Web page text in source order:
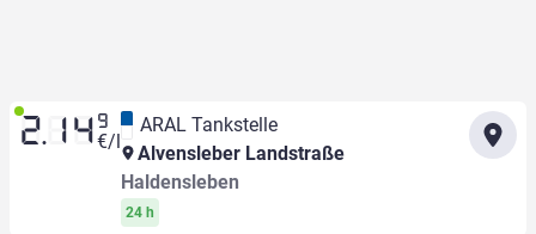
2.14 9
€/l
ARAL Tankstelle
Alvensleber Landstraße
Haldensleben
24 h